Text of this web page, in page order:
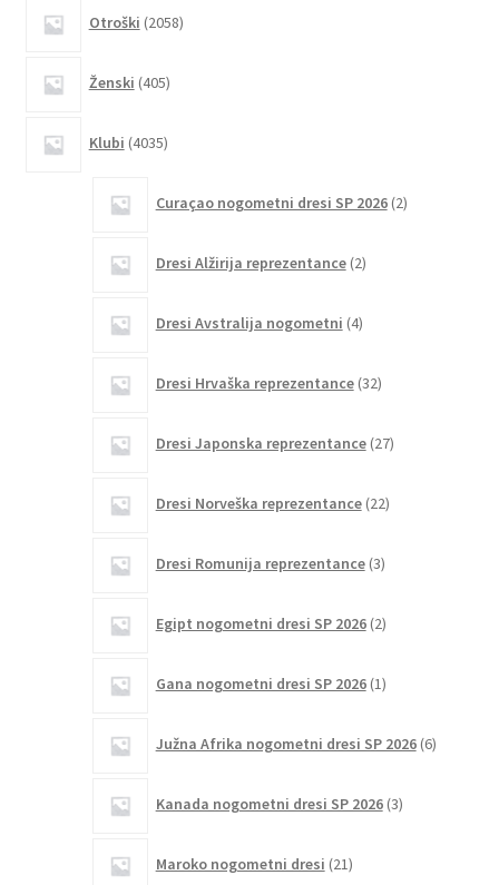
Otroški 2058izdelkov
Ženski 405izdelkov
Klubi 4035izdelkov
Curaçao nogometni dresi SP 2026 2izdelka
Dresi Alžirija reprezentance 2izdelka
Dresi Avstralija nogometni 4izdelki
Dresi Hrvaška reprezentance 32izdelkov
Dresi Japonska reprezentance 27izdelkov
Dresi Norveška reprezentance 22izdelkov
Dresi Romunija reprezentance 3izdelki
Egipt nogometni dresi SP 2026 2izdelka
Gana nogometni dresi SP 2026 1izdelek
Južna Afrika nogometni dresi SP 2026 6izdelkov
Kanada nogometni dresi SP 2026 3izdelki
Maroko nogometni dresi 21izdelkov